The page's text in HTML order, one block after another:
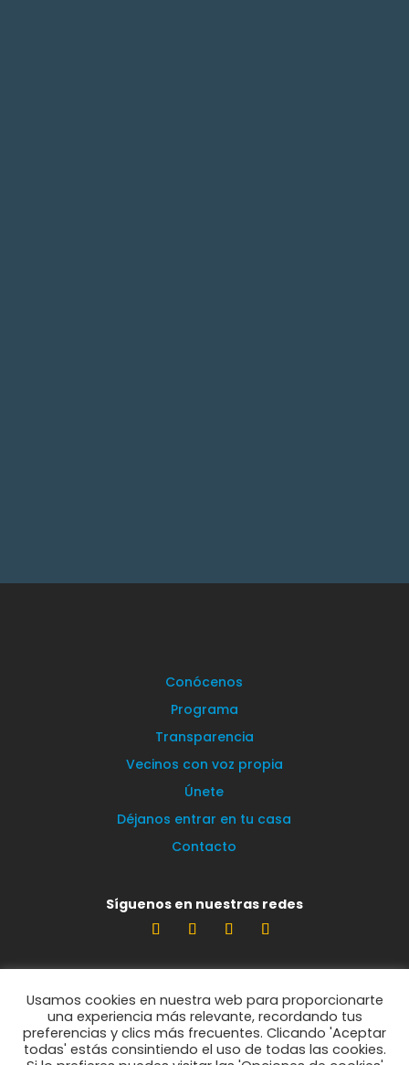
Conócenos
Programa
Transparencia
Vecinos con voz propia
Únete
Déjanos entrar en tu casa
Contacto
Síguenos en nuestras redes
Estamos encantados de leerte
info@vecinosportorrelodones.org
Usamos cookies en nuestra web para proporcionarte
una experiencia más relevante, recordando tus
preferencias y clics más frecuentes. Clicando 'Aceptar
todas' estás consintiendo el uso de todas las cookies.